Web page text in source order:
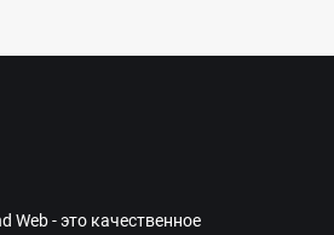
Web - это качественное